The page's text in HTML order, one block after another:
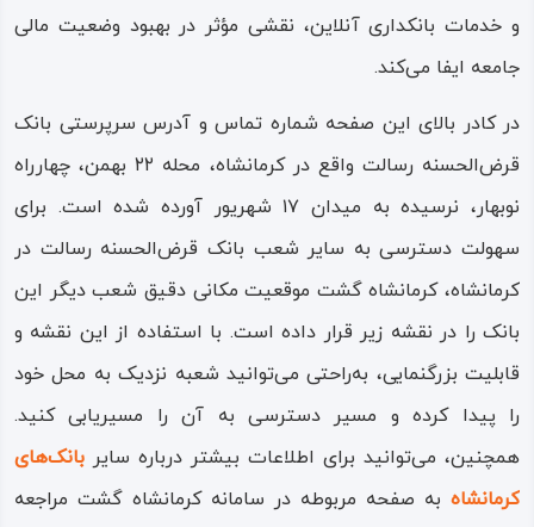
و خدمات بانکداری آنلاین، نقشی مؤثر در بهبود وضعیت مالی
جامعه ایفا می‌کند​.
در کادر بالای این صفحه شماره تماس و آدرس سرپرستی بانک
قرض‌الحسنه رسالت واقع در کرمانشاه، محله ۲۲ بهمن، چهارراه
نوبهار، نرسیده به میدان ۱۷ شهریور آورده شده است. برای
سهولت دسترسی به سایر شعب بانک قرض‌الحسنه رسالت در
کرمانشاه، کرمانشاه گشت موقعیت مکانی دقیق شعب دیگر این
بانک را در نقشه زیر قرار داده است. با استفاده از این نقشه و
قابلیت بزرگنمایی، به‌راحتی می‌توانید شعبه نزدیک به محل خود
را پیدا کرده و مسیر دسترسی به آن را مسیریابی کنید.
همچنین، می‌توانید برای اطلاعات بیشتر درباره سایر بانک‌های
کرمانشاه به صفحه مربوطه در سامانه کرمانشاه گشت مراجعه